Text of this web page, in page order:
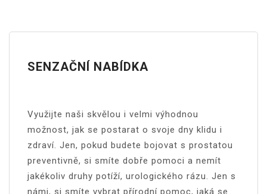
SENZAČNÍ NABÍDKA
Využijte naši skvělou i velmi výhodnou
možnost, jak se postarat o svoje dny klidu i
zdraví. Jen, pokud budete bojovat s prostatou
preventivně, si smíte dobře pomoci a nemít
jakékoliv druhy potíží, urologického rázu. Jen s
námi, si smíte vybrat přírodní pomoc, jaká se